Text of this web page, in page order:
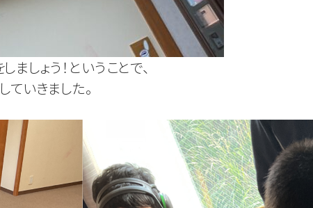
ましょう！ということで、
いきました。